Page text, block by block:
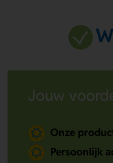
Jouw
Onze
Persoonlijk